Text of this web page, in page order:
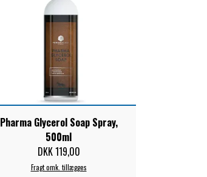
Pharma Glycerol Soap Spray,
500ml
DKK 119,00
Fragt omk. tillægges